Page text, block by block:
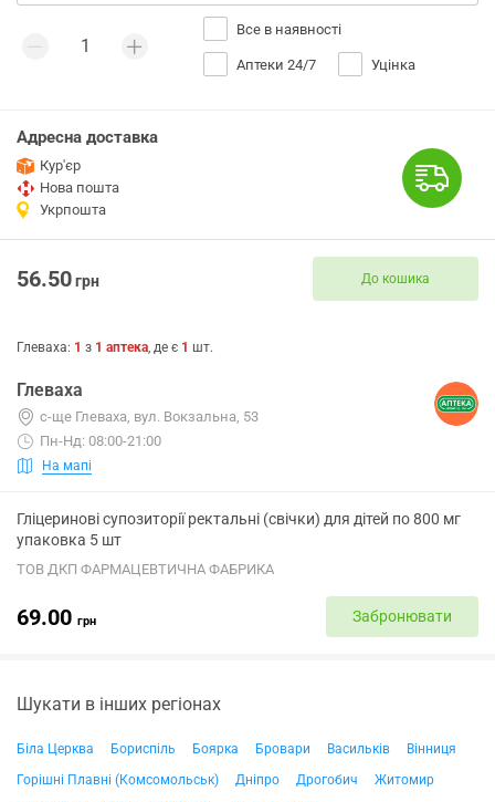
Все в наявності
Аптеки 24/7 Уцінка
Адресна доставка
Кур'єр
Нова пошта
Укрпошта
56.50грн До кошика
Глеваха: 1 з 1 аптека, де є 1 шт.
Глеваха
с-ще Глеваха, вул. Вокзальна, 53
Пн-Нд: 08:00-21:00
На мапі
Гліцеринові супозиторії ректальні (свічки) для дітей по 800 мг
упаковка 5 шт
ТОВ ДКП ФАРМАЦЕВТИЧНА ФАБРИКА
69.00 грн Забронювати
Шукати в інших регіонах
Біла Церква Бориспіль Боярка Бровари Васильків
Вінниця
Горішні Плавні (Комсомольськ)
Дніпро Дрогобич
Житомир